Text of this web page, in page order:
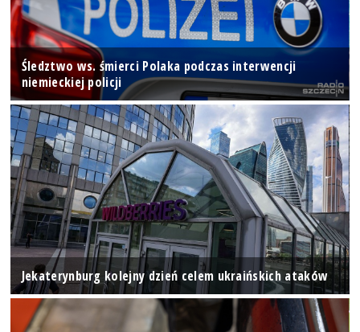
Śledztwo ws. śmierci Polaka podczas interwencji
niemieckiej policji
Jekaterynburg kolejny dzień celem ukraińskich ataków